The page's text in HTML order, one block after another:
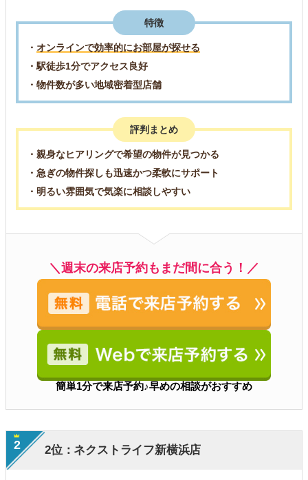
特徴
・ オンラインで効率的にお部屋が探せる
・駅徒歩1分でアクセス良好
・物件数が多い地域密着型店舗
評判まとめ
・親身なヒアリングで希望の物件が見つかる
・急ぎの物件探しも迅速かつ柔軟にサポート
・明るい雰囲気で気楽に相談しやすい
＼週末の来店予約もまだ間に合う！／
簡単1分で来店予約♪早めの相談がおすすめ
2位：ネクストライフ新横浜店
2